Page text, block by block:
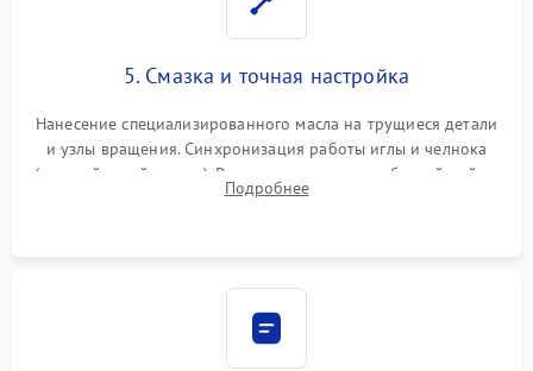
5. Смазка и точная настройка
Нанесение специализированного масла на трущиеся детали
и узлы вращения. Синхронизация работы иглы и челнока
(настройка таймингов). Регулировка высоты зубчатой рейки,
центровка игловодителя и калибровка натяжителей верхней
Подробнее